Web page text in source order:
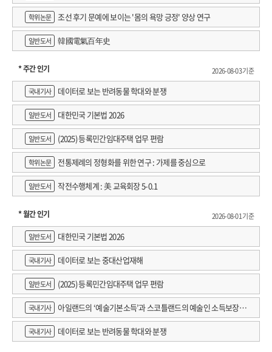
구원 정규연구보고서
학위논문 조선 후기 문예에 보이는 '몸의 욕망 긍정' 양상 연구
일반도서 韓國電氣百年史
* 주간 인기
2026-08-03 기준
국내기사
데이터로 보는 반려동물 학대와 분쟁
일반도서 대한민국 기본법 2026
일반도서 (2025) 등록민간임대주택 업무 편람
학위논문 전통제례의 정형화를 위한 연구 : 가제를 중심으로
일반도서 작전수행체계 : 美 교육회장 5-0.1
* 월간 인기
2026-08-01 기준
일반도서
대한민국 기본법 2026
국내기사 데이터로 보는 중대산업재해
일반도서 (2025) 등록민간임대주택 업무 편람
국내기사
아일랜드의 ‘예술기본소득’과 스코틀랜드의 예술인 소득보장정
책 논의
국내기사 데이터로 보는 반려동물 학대와 분쟁